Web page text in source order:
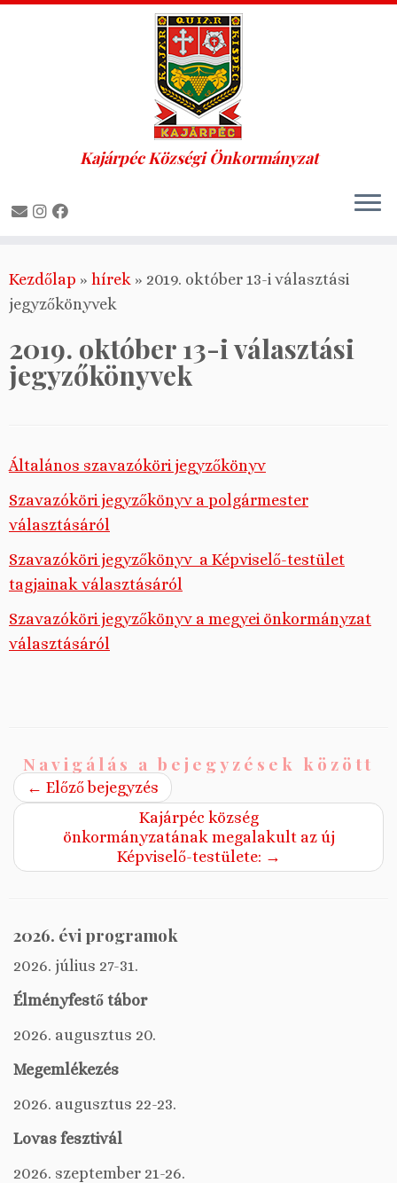
to
content
Kajárpéc Községi Önkormányzat
Kezdőlap » hírek » 2019. október 13-i választási
jegyzőkönyvek
2019. október 13-i választási
jegyzőkönyvek
Általános szavazóköri jegyzőkönyv
Szavazóköri jegyzőkönyv a polgármester
választásáról
Szavazóköri jegyzőkönyv a Képviselő-testület
tagjainak választásáról
Szavazóköri jegyzőkönyv a megyei önkormányzat
választásáról
Navigálás a bejegyzések között
← Előző bejegyzés
Kajárpéc község
önkormányzatának megalakult az új
Képviselő-testülete: →
2026. évi programok
2026. július 27-31.
Élményfestő tábor
2026. augusztus 20.
Megemlékezés
2026. augusztus 22-23.
Lovas fesztivál
2026. szeptember 21-26.